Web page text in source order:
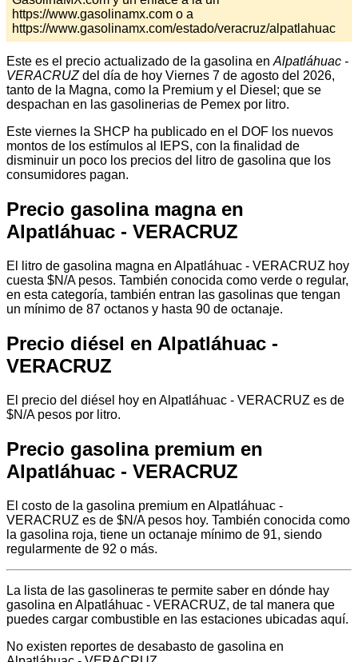
https://www.gasolinamx.com o a
https://www.gasolinamx.com/estado/veracruz/alpatlahuac
Este es el precio actualizado de la gasolina en Alpatláhuac -
VERACRUZdel día de hoy Viernes 7 de agosto del 2026,
tanto de la Magna, como la Premium y el Diesel; que se
despachan en las gasolinerias de Pemex por litro.
Este viernes la SHCP ha publicado en el DOF los nuevos
montos de los estímulos al IEPS, con la finalidad de
disminuir un poco los precios del litro de gasolina que los
consumidores pagan.
Precio gasolina magna en
Alpatláhuac - VERACRUZ
El litro de gasolina magna en Alpatláhuac - VERACRUZ hoy
cuesta $N/A pesos. También conocida como verde o regular,
en esta categoría, también entran las gasolinas que tengan
un mínimo de 87 octanos y hasta 90 de octanaje.
Precio diésel en Alpatláhuac -
VERACRUZ
El precio del diésel hoy en Alpatláhuac - VERACRUZ es de
$N/A pesos por litro.
Precio gasolina premium en
Alpatláhuac - VERACRUZ
El costo de la gasolina premium en Alpatláhuac -
VERACRUZ es de $N/A pesos hoy. También conocida como
la gasolina roja, tiene un octanaje mínimo de 91, siendo
regularmente de 92 o más.
La lista de las gasolineras te permite saber en dónde hay
gasolina en Alpatláhuac - VERACRUZ, de tal manera que
puedes cargar combustible en las estaciones ubicadas aquí.
No existen reportes de desabasto de gasolina en